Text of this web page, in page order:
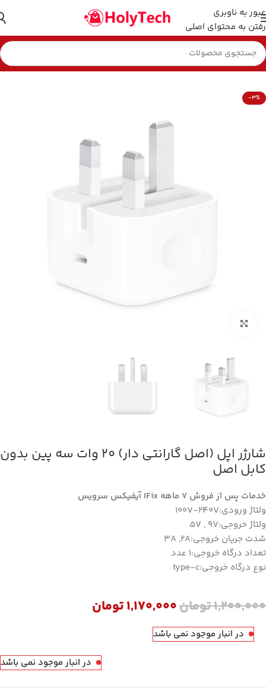
عبور به ناوبری
رفتن به محتوای اصلی
خانه کابل و شارژر شارژر موبایل
-3%
شارژر اپل (اصل گارانتی دار) 20 وات سه پین بدون
کابل اصل
خدمات پس از فروش 7 ماهه IFix آیفیکس سرویس
ولتاژ ورودی:100V-240V
ولتاژ خروجی:5V , 9V
شدت جریان خروجی:3A ,2A
تعداد درگاه خروجی:1 عدد
نوع درگاه خروجی:type-c
1,200,000تومان1,170,000تومان
در انبار موجود نمی باشد
در انبار موجود نمی باشد